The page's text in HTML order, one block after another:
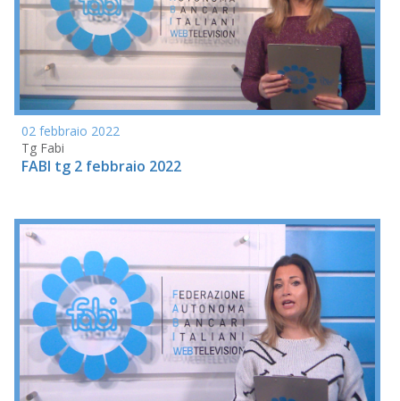
02 febbraio 2022
Tg Fabi
FABI tg 2 febbraio 2022